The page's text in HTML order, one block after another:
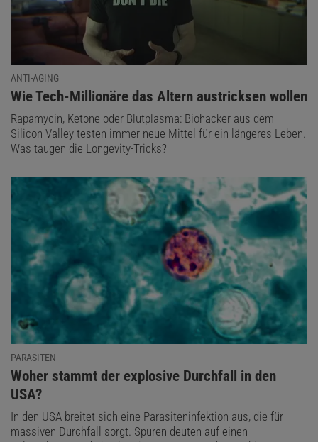
ANTI-AGING
:
Wie Tech-Millionäre das Altern austricksen wollen
Rapamycin, Ketone oder Blutplasma: Biohacker aus dem
Silicon Valley testen immer neue Mittel für ein längeres Leben.
Was taugen die Longevity-Tricks?
PARASITEN
:
Woher stammt der explosive Durchfall in den
USA?
In den USA breitet sich eine Parasiteninfektion aus, die für
massiven Durchfall sorgt. Spuren deuten auf einen